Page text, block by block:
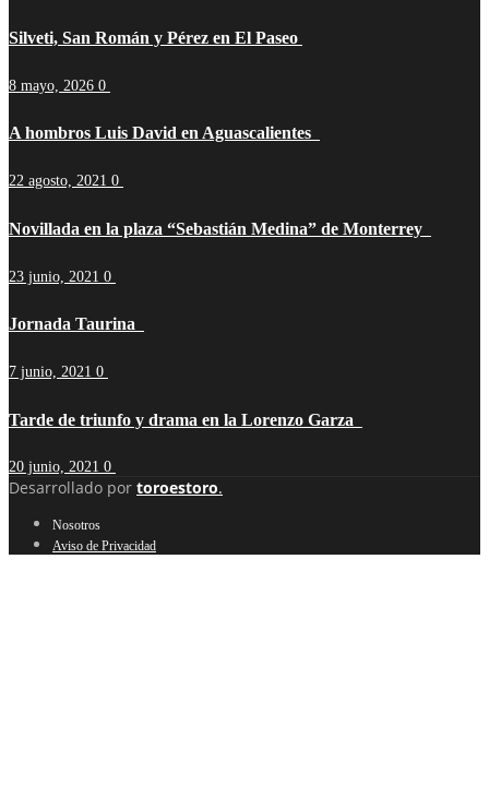
Silveti, San Román y Pérez en El Paseo
8 mayo, 2026 0
A hombros Luis David en Aguascalientes
22 agosto, 2021 0
Novillada en la plaza “Sebastián Medina” de Monterrey
23 junio, 2021 0
Jornada Taurina
7 junio, 2021 0
Tarde de triunfo y drama en la Lorenzo Garza
20 junio, 2021 0
Desarrollado por toroestoro.
Nosotros
Aviso de Privacidad